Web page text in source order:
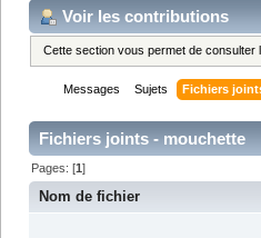
Voir les contributions
Cette section vous permet de
Messages Sujets Fichiers
Fichiers joints - mouchette
Pages: [1]
Nom de fichier